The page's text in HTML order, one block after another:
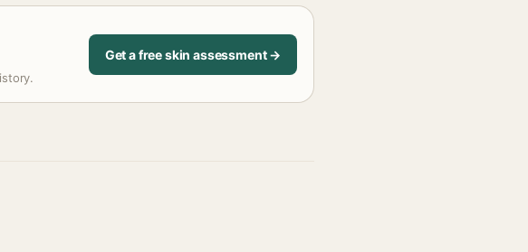
Get a free skin assessment →